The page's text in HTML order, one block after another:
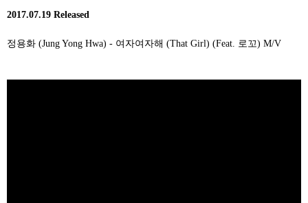
2017.07.19 Released
정용화 (Jung Yong Hwa) - 여자여자해 (That Girl) (Feat. 로꼬) M/V